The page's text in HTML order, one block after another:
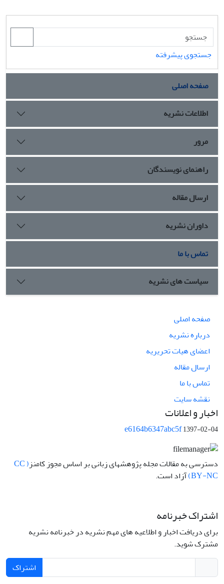
جستجوی پیشرفته
صفحه اصلی
اطلاعات نشریه
مرور
راهنمای نویسندگان
ارسال مقاله
داوران نشریه
تماس با ما
سیاست های نشریه
صفحه اصلی
درباره نشریه
اعضای هیات تحریریه
ارسال مقاله
تماس با ما
نقشه سایت
اخبار و اعلانات
e6164b6347abc5f1397-02-04
دسترسی به مقالات مجله پژوهشهای زبانی بر اساس مجوز کامنز ( CC
BY-NC) آزاد است.
اشتراک خبرنامه
برای دریافت اخبار و اطلاعیه های مهم نشریه در خبرنامه نشریه
مشترک شوید.
اشتراک